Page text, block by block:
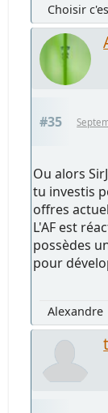
Choisir
#35
Ou alors
tu investis
offres
L'AF est
possèdes
pour
Alexandre